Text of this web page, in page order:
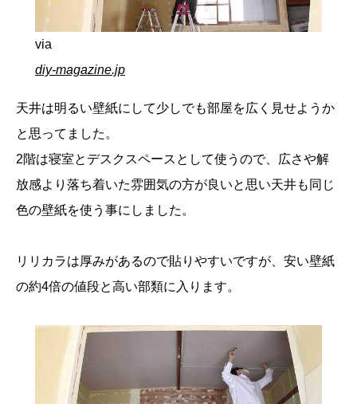
via
diy-magazine.jp
天井は明るい壁紙にして少しでも部屋を広く見せようか
と思ってました。
2階は寝室とデスクスペースとして使うので、広さや解
放感より落ち着いた雰囲気の方が良いと思い天井も同じ
色の壁紙を使う事にしました。
リリカラは厚みがあるので貼りやすいですが、安い壁紙
の約4倍の値段と高い部類に入ります。